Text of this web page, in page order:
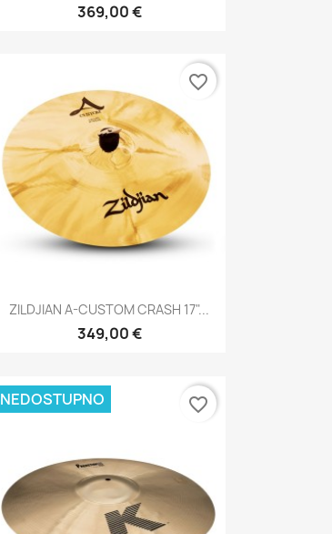
369,00 €
Brzi pregled
ZILDJIAN A-CUSTOM CRASH 17"...
349,00 €
favorite_border
NEDOSTUPNO favorite_border